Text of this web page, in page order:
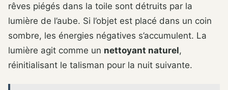
rêves piégés dans la toile sont détruits par la
lumière de l’aube. Si l’objet est placé dans un coin
sombre, les énergies négatives s’accumulent. La
lumière agit comme un nettoyant naturel,
réinitialisant le talisman pour la nuit suivante.